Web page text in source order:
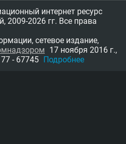
интернет ресурс
2009-2026 гг. Все права
сетевое издание,
17 ноября 2016 г.,
- 67745 Подробнее